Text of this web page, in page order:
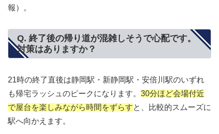
報）。
Q. 終了後の帰り道が混雑しそうで心配です。
対策はありますか？
21時の終了直後は静岡駅・新静岡駅・安倍川駅のいずれ
も帰宅ラッシュのピークになります。 30分ほど会場付近
で屋台を楽しみながら時間をずらすと、比較的スムーズに
駅へ向かえます。